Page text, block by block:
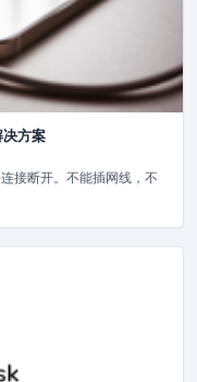
方案
接断开。不能插网线，不